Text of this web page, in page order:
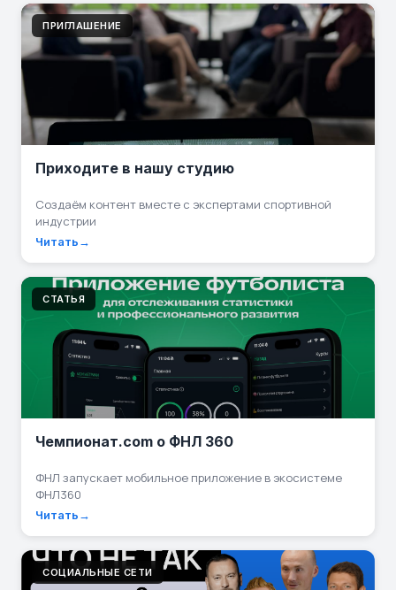
ПРИГЛАШЕНИЕ
Приходите в нашу студию
Создаём контент вместе с экспертами спортивной
индустрии
Читать
СТАТЬЯ
Чемпионат.com о ФНЛ 360
ФНЛ запускает мобильное приложение в экосистеме
ФНЛ360
Читать
СОЦИАЛЬНЫЕ СЕТИ